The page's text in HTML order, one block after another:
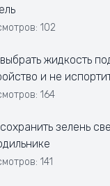
102
жидкость
и не
164
зелень
141